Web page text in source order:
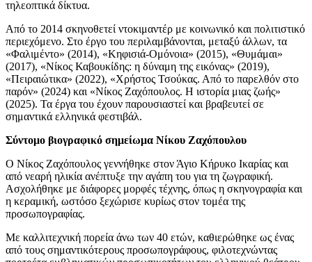
τηλεοπτικά δίκτυα.
Από το 2014 σκηνοθετεί ντοκιμαντέρ με κοινωνικό και πολιτιστικό
περιεχόμενο. Στο έργο του περιλαμβάνονται, μεταξύ άλλων, τα
«Φαλιμέντο» (2014), «Κηφισιά-Ομόνοια» (2015), «Θυμάμαι»
(2017), «Νίκος Καβουκίδης: η δύναμη της εικόνας» (2019),
«Πειραιώτικα» (2022), «Χρήστος Τσούκας. Από το παρελθόν στο
παρόν» (2024) και «Νίκος Ζαχόπουλος. Η ιστορία μιας ζωής»
(2025). Τα έργα του έχουν παρουσιαστεί και βραβευτεί σε
σημαντικά ελληνικά φεστιβάλ.
Σύντομο βιογραφικό σημείωμα Νίκου Ζαχόπουλου
Ο Νίκος Ζαχόπουλος γεννήθηκε στον Άγιο Κήρυκο Ικαρίας και
από νεαρή ηλικία ανέπτυξε την αγάπη του για τη ζωγραφική.
Ασχολήθηκε με διάφορες μορφές τέχνης, όπως η σκηνογραφία και
η κεραμική, ωστόσο ξεχώρισε κυρίως στον τομέα της
προσωπογραφίας.
Με καλλιτεχνική πορεία άνω των 40 ετών, καθιερώθηκε ως ένας
από τους σημαντικότερους προσωπογράφους, φιλοτεχνώντας